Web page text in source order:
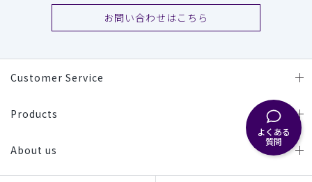
よくある
質問
お問い合わせはこちら
Customer Service
Products
About us